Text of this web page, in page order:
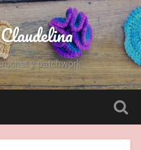
y patchwork